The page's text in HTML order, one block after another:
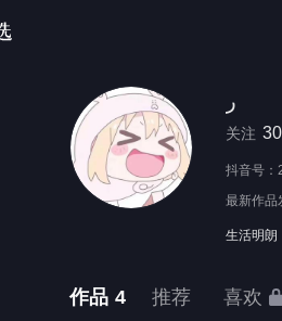
ر
关注
抖音号：
最新作品
生活明朗
作品 4 推荐 喜欢